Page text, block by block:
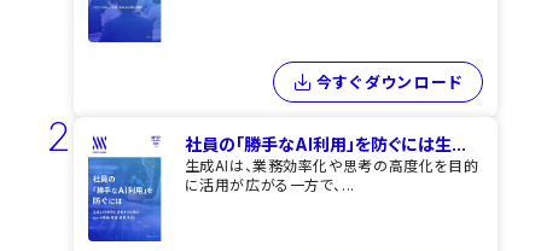
今すぐダウンロード
2 社員の「勝手なAI利用」を​防ぐには​生...
生成AIは、業務効率化や思考の高度化を目的
に活用が広がる一方で、...